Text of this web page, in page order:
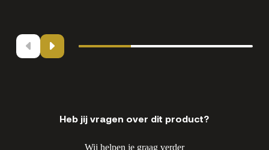
Heb jij vragen over dit product?
Wij helpen je graag verder